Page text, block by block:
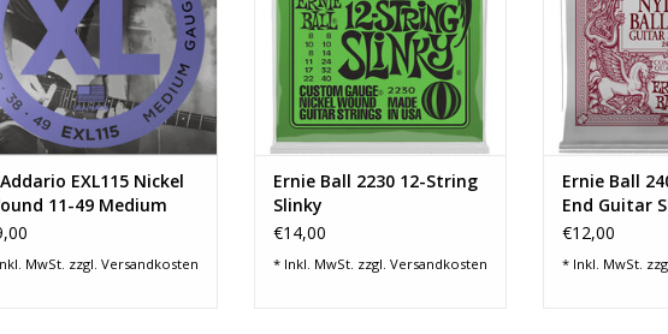
WARENKORB HINZUFÜGEN
EXL115 Nickel
11-49 Medium
MwSt. zzgl. Versandkosten
unter höchstem
Fertigungsstandard und strenger
Kontrolle produziert, um
gleichbleibend hohe Qu
ZUM WARENKORB HINZUFÜGEN
Ernie Ball 2230 12-String
Slinky
€14,00
* Inkl. MwSt. zzgl. Versandkosten
Wicklung um
Nylonfäden
weichen,
Ball
ZUM
Ernie Ball
End Guitar
€12,00
* Inkl. MwSt.